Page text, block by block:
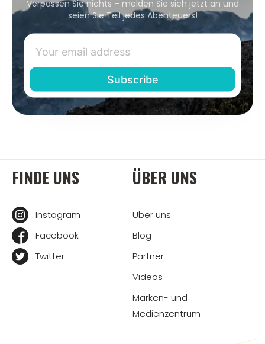
Verpassen Sie nichts – melden Sie sich jetzt an und
seien Sie Teil jedes Abenteuers!
FINDE UNS
Instagram
Facebook
Twitter
ÜBER UNS
Über uns
Blog
Partner
Videos
Marken- und
Medienzentrum